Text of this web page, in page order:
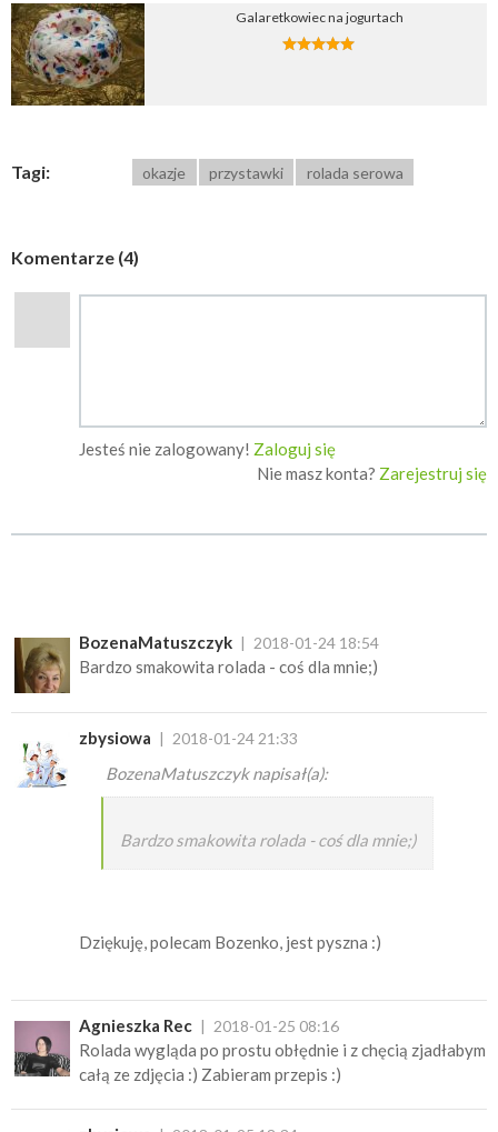
Galaretkowiec na jogurtach
Tagi: okazje przystawki rolada serowa
Komentarze (4)
Jesteś nie zalogowany! Zaloguj się
Nie masz konta? Zarejestruj się
BozenaMatuszczyk 2018-01-24 18:54
Bardzo smakowita rolada - coś dla mnie;)
zbysiowa 2018-01-24 21:33
BozenaMatuszczyk napisał(a):
Bardzo smakowita rolada - coś dla mnie;)
Dziękuję, polecam Bozenko, jest pyszna :)
Agnieszka Rec 2018-01-25 08:16
Rolada wygląda po prostu obłędnie i z chęcią zjadłabym
całą ze zdjęcia :) Zabieram przepis :)